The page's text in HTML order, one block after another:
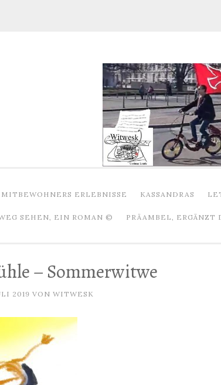
MITBEWOHNERS ERLEBNISSE KASSANDRAS
SEHEN, EIN ROMAN © PRÄAMBEL, ERGÄNZT
– Sommerwitwe
2019 VON WITWESK